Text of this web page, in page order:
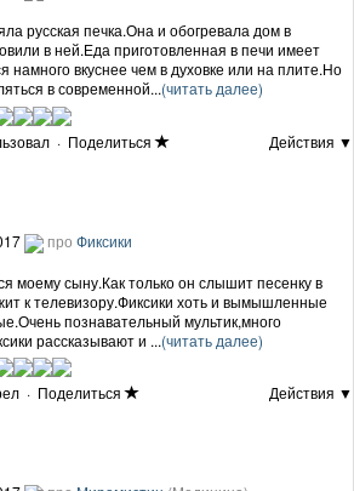
русская печка.Она и обогревала дом в
в ней.Еда приготовленная в печи имеет
намного вкуснее чем в духовке или на плите.Но
в современной...(читать далее)
· Поделиться
Действия ▼
про Фиксики
моему сыну.Как только он слышит песенку в
к телевизору.Фиксики хоть и вымышленные
познавательный мультик,много
рассказывают и ...(читать далее)
· Поделиться
Действия ▼